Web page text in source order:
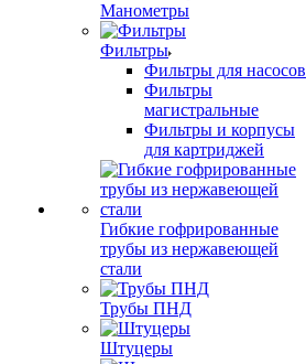
Манометры
Фильтры
Фильтры для насосов
Фильтры
магистральные
Фильтры и корпусы
для картриджей
Гибкие гофрированные
трубы из нержавеющей
стали
Трубы ПНД
Штуцеры